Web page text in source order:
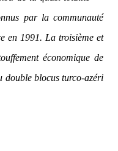
par la communauté
en 1991. La troisième et
économique de
double blocus turco-azéri